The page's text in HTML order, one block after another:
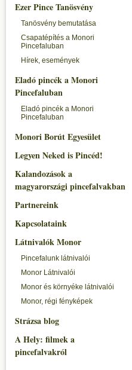
Ezer Pince Tanösvény
Tanösvény bemutatása
Csapatépítés a Monori
Pincefaluban
Hírek, események
Eladó pincék a Monori
Pincefaluban
Eladó pincék a Monori
Pincefaluban
Monori Borút Egyesület
Legyen Neked is Pincéd!
Kalandozások a
magyarországi pincefalvakban
Partnereink
Kapcsolataink
Látnivalók Monor
Pincefalunk látnivalói
Monor Látnivalói
Monor és környéke látnivalói
Monor, régi fényképek
Strázsa blog
A Hely: filmek a
pincefalvakról